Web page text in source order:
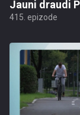
Jauni draudi
415. epizode